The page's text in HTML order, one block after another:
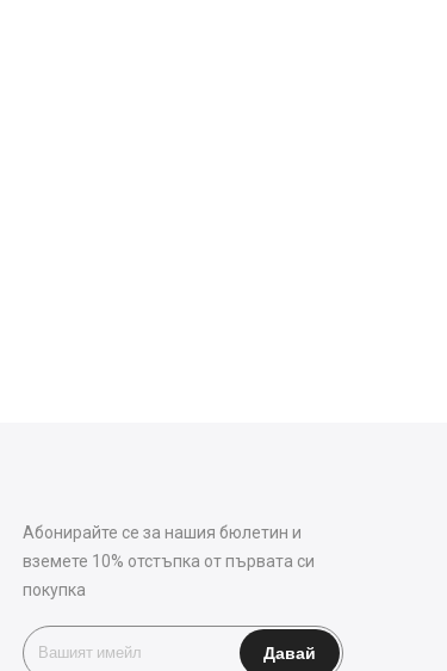
Абонирайте се за нашия бюлетин и
вземете 10% отстъпка от първата си
покупка